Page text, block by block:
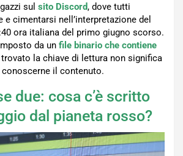
sul sito Discord, dove tutti
e cimentarsi nell’interpretazione del
ora italiana del primo giugno scorso.
da un file binario che contiene
trovato la chiave di lettura non significa
il contenuto.
due: cosa c’è scritto
dal pianeta rosso?